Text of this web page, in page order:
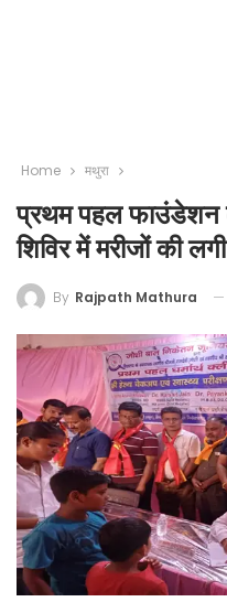
Home मथुरा
प्रथम पहल फाउंडेशन
शिविर में मरीजों की
By Rajpath Mathura